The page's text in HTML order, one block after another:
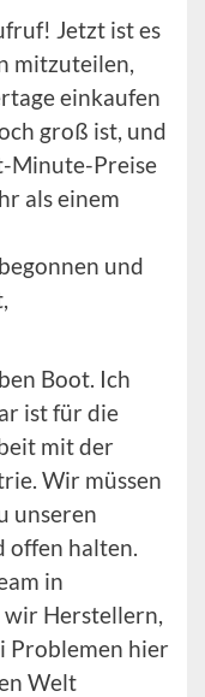
Jetzt ist es
mitzuteilen,
einkaufen
groß ist, und
Minute-Preise
als einem
und
Boot. Ich
ist für die
mit der
Wir müssen
unseren
offen halten.
in
wir Herstellern,
Problemen hier
Welt